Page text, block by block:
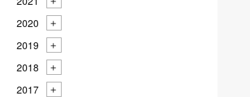
2020
2019
2018
2017